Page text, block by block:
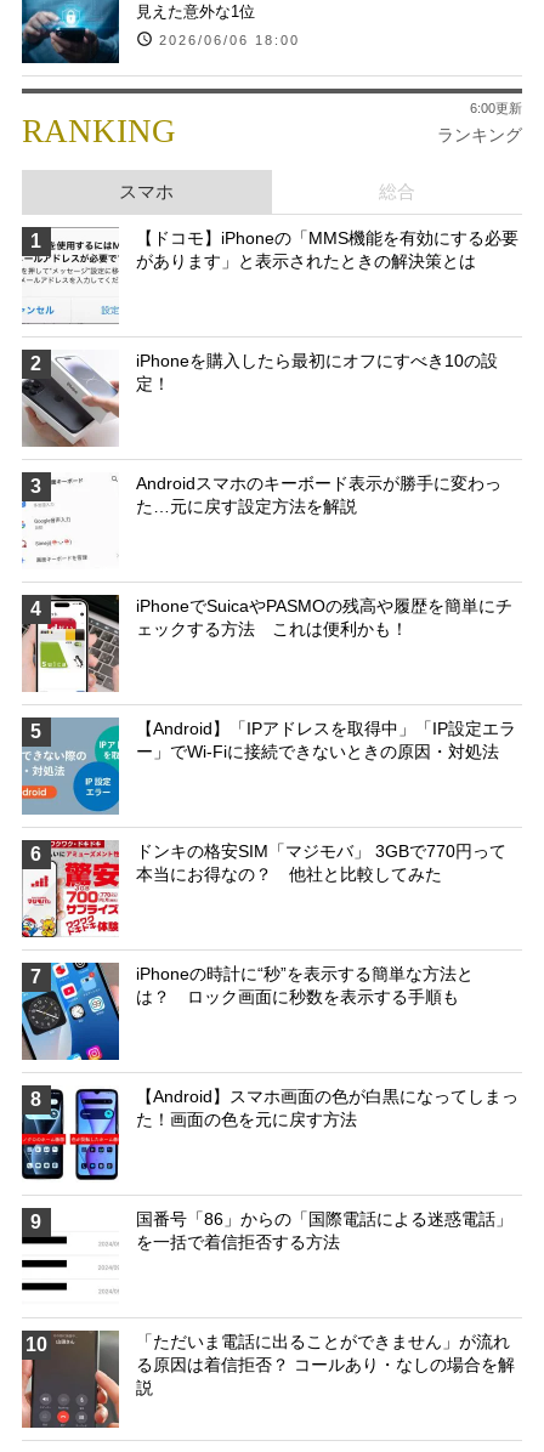
見えた意外な1位
2026/06/06 18:00
RANKING ランキング
6:00更新
スマホ 総合
1
【ドコモ】iPhoneの「MMS機能を有効にする必要
があります」と表示されたときの解決策とは
2
iPhoneを購入したら最初にオフにすべき10の設
定！
3
Androidスマホのキーボード表示が勝手に変わっ
た…元に戻す設定方法を解説
4
iPhoneでSuicaやPASMOの残高や履歴を簡単にチ
ェックする方法 これは便利かも！
5
【Android】「IPアドレスを取得中」「IP設定エラ
ー」でWi-Fiに接続できないときの原因・対処法
6
ドンキの格安SIM「マジモバ」 3GBで770円って
本当にお得なの？ 他社と比較してみた
7
iPhoneの時計に“秒”を表示する簡単な方法と
は？ ロック画面に秒数を表示する手順も
8
【Android】スマホ画面の色が白黒になってしまっ
た！画面の色を元に戻す方法
9
国番号「86」からの「国際電話による迷惑電話」
を一括で着信拒否する方法
10
「ただいま電話に出ることができません」が流れ
る原因は着信拒否？ コールあり・なしの場合を解
説